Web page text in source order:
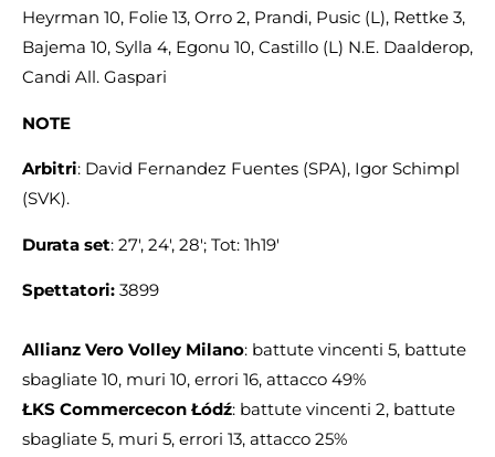
Heyrman 10, Folie 13, Orro 2, Prandi, Pusic (L), Rettke 3,
Bajema 10, Sylla 4, Egonu 10, Castillo (L) N.E. Daalderop,
Candi All. Gaspari
NOTE
Arbitri: David Fernandez Fuentes (SPA), Igor Schimpl
(SVK).
Durata set: 27′, 24′, 28′; Tot: 1h19′
Spettatori: 3899
Allianz Vero Volley Milano: battute vincenti 5, battute
sbagliate 10, muri 10, errori 16, attacco 49%
ŁKS Commercecon Łódź: battute vincenti 2, battute
sbagliate 5, muri 5, errori 13, attacco 25%